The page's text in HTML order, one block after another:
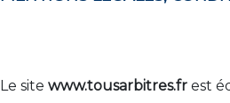
Le site www.tousarbitres.fr est